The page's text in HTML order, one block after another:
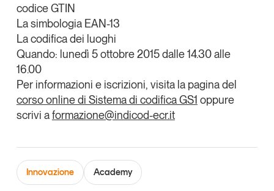
Tendenze 2026
codice GTIN
La simbologia EAN-13
La codifica dei luoghi
Quando: lunedì 5 ottobre 2015 dalle 14.30 alle
16.00
Per informazioni e iscrizioni, visita la pagina del
corso online di Sistema di codifica GS1 oppure
scrivi aformazione@indicod-ecr.it
Innovazione Academy